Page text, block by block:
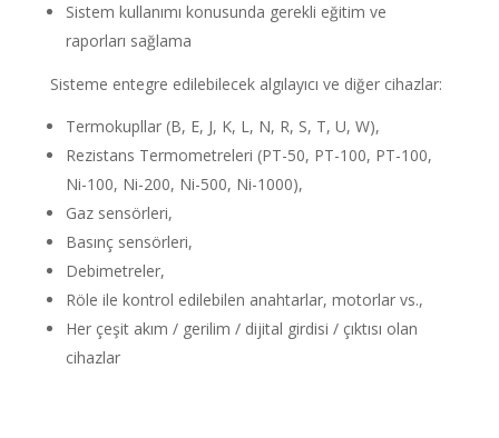
Sistem kullanımı konusunda gerekli eğitim ve
raporları sağlama
Sisteme entegre edilebilecek algılayıcı ve diğer cihazlar:
Termokupllar (B, E, J, K, L, N, R, S, T, U, W),
Rezistans Termometreleri (PT-50, PT-100, PT-100,
Ni-100, Ni-200, Ni-500, Ni-1000),
Gaz sensörleri,
Basınç sensörleri,
Debimetreler,
Röle ile kontrol edilebilen anahtarlar, motorlar vs.,
Her çeşit akım / gerilim / dijital girdisi / çıktısı olan
cihazlar